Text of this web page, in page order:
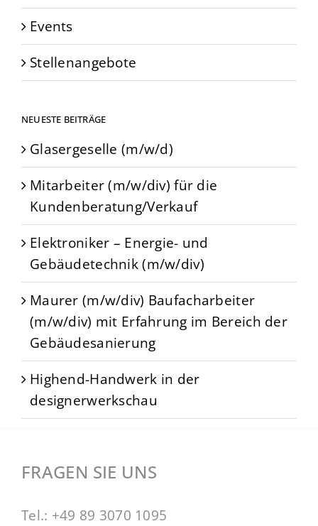
Events
Stellenangebote
NEUESTE BEITRÄGE
Glasergeselle (m/w/d)
Mitarbeiter (m/w/div) für die
Kundenberatung/Verkauf
Elektroniker – Energie- und
Gebäudetechnik (m/w/div)
Maurer (m/w/div) Baufacharbeiter
(m/w/div) mit Erfahrung im Bereich der
Gebäudesanierung
Highend-Handwerk in der
designerwerkschau
FRAGEN SIE UNS
Tel.: +49 89 3070 1095